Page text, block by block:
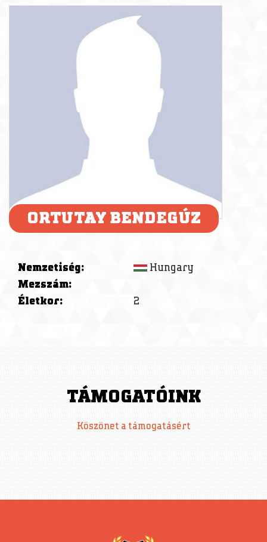
ORTUTAY BENDEGÚZ
Nemzetiség:
Hungary
Mezszám:
Életkor:
2
TÁMOGATÓINK
Köszönet a támogatásért